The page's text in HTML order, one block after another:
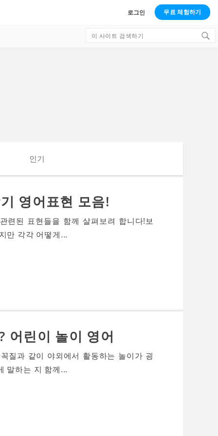
로그인 무료 체험하기
Search
인기
영어표현 모음!
련된 표현들을 함께 살펴보려 합니다!보
만 각각 어떻게...
어린이 놀이 영어
질과 같이 야외에서 활동하는 놀이가 굉
말하는 지 함께...